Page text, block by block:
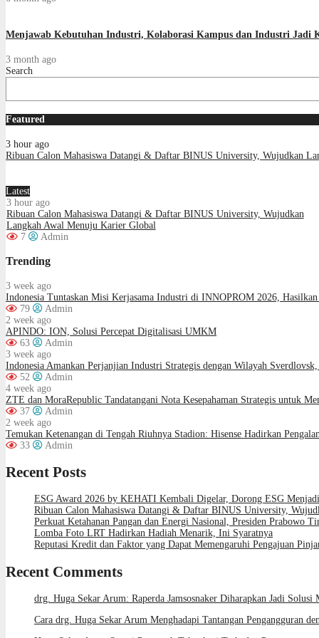
Menjawab Kebutuhan Industri, Kolaborasi Kampus dan Industri Jadi
3 month ago
Search
Featured
3 hour ago
Ribuan Calon Mahasiswa Datangi & Daftar BINUS University, Wujudkan
Latest
3 hour ago
Ribuan Calon Mahasiswa Datangi & Daftar BINUS University, Wujudkan
Langkah Awal Menuju Karier Global
7
Admin
Trending
3 week ago
Indonesia Tuntaskan Misi Kerjasama Industri di INNOPROM 2026, Hasilkan
79
Admin
2 week ago
APINDO: ION, Solusi Percepat Digitalisasi UMKM
63
Admin
3 week ago
Indonesia Amankan Perjanjian Industri Strategis dengan Wilayah
52
Admin
4 week ago
ZTE dan MoraRepublic Tandatangani Nota Kesepahaman Strategis untuk
37
Admin
2 week ago
Temukan Ketenangan di Tengah Riuhnya Stadion: Hisense Hadirkan
33
Admin
Recent Posts
ESG Award 2026 by KEHATI Kembali Digelar, Dorong ESG
Ribuan Calon Mahasiswa Datangi & Daftar BINUS University,
Perkuat Ketahanan Pangan dan Energi Nasional, Presiden Prabowo
Lomba Foto LRT Hadirkan Hadiah Menarik, Ini Syaratnya
Reputasi Kredit dan Faktor yang Dapat Memengaruhi Pengajuan
Recent Comments
drg. Huga Sekar Arum: Raperda Jamsosnaker Diharapkan Jadi Solusi
Cara drg. Huga Sekar Arum Menghadapi Tantangan Pengangguran